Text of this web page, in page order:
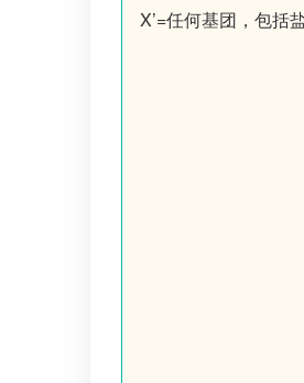
X’=任何基团，包括